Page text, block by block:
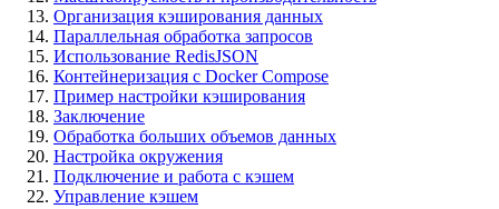
Организация кэширования данных
Параллельная обработка запросов
Использование RedisJSON
Контейнеризация с Docker Compose
Пример настройки кэширования
Заключение
Обработка больших объемов данных
Настройка окружения
Подключение и работа с кэшем
Управление кэшем